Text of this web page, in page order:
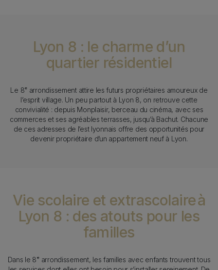
Lyon 8 : le charme d’un
quartier résidentiel
Texte
Le 8ᵉ arrondissement attire les futurs propriétaires amoureux de
l’esprit village. Un peu partout à Lyon 8, on retrouve cette
convivialité : depuis Monplaisir, berceau du cinéma, avec ses
commerces et ses agréables terrasses, jusqu’à Bachut. Chacune
de ces adresses de l’est lyonnais offre des opportunités pour
devenir propriétaire d’un appartement neuf à Lyon.
Vie scolaire et extrascolaire à
Lyon 8 : des atouts pour les
familles
Texte
Dans le 8ᵉ arrondissement, les familles avec enfants trouvent tous